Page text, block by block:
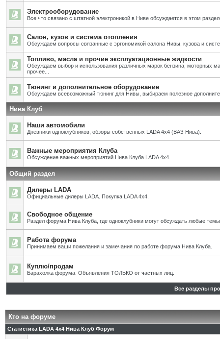
Электрооборудование
Все что связано с штатной электроникой в Ниве обсуждается в этом
Салон, кузов и система отопления
Обсуждаем вопросы связанные с эргономикой салона Нивы, кузова и
Топливо, масла и прочие эксплуатационные жидкости
Обсуждаем выбор и использования различных марок бензина, моторных
прочее...
Тюнинг и дополнительное оборудование
Обсуждаем всевозможный тюнинг для Нивы, выбираем полезное
Нива Клуб
Наши автомобили
Дневники одноклубников, обзоры собственных LADA 4x4 (ВАЗ Нива).
Важные мероприятия Клуба
Обсуждение важных мероприятий Нива Клуба LADA 4x4.
Общий раздел
Дилеры LADA
Официальные дилеры LADA. Покупка LADA 4x4.
Свободное общение
Раздел форума Нива Клуба, где одноклубники могут обсуждать любые
Работа форума
Принимаем ваши пожелания и замечания по работе форума Нива Клуба.
Куплю/продам
Барахолка форума. Объявления ТОЛЬКО от частных лиц.
Все разделы
Кто на форуме
Статистика LADA 4x4 Нива Клуб Форум